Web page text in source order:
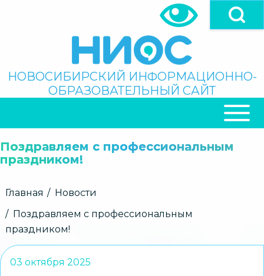
Поиск
НОВОСИБИРСКИЙ ИНФОРМАЦИОННО-
ОБРАЗОВАТЕЛЬНЫЙ САЙТ
НАВИГАЦИЯ
Поздравляем с профессиональным
праздником!
Строка
Главная
Новости
Поздравляем с профессиональным
праздником!
03 октября 2025